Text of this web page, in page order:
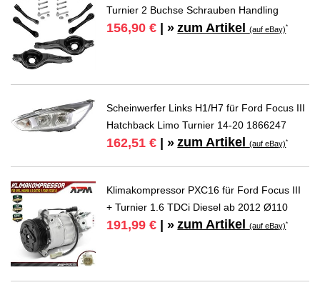
Turnier 2 Buchse Schrauben Handling
156,90 € | » zum Artikel(auf eBay)*
Scheinwerfer Links H1/H7 für Ford Focus III
Hatchback Limo Turnier 14-20 1866247
162,51 € | » zum Artikel(auf eBay)*
Klimakompressor PXC16 für Ford Focus III
+ Turnier 1.6 TDCi Diesel ab 2012 Ø110
191,99 € | » zum Artikel(auf eBay)*